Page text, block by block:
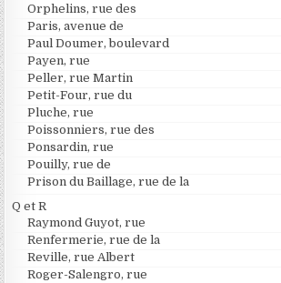
Orphelins, rue des
Paris, avenue de
Paul Doumer, boulevard
Payen, rue
Peller, rue Martin
Petit-Four, rue du
Pluche, rue
Poissonniers, rue des
Ponsardin, rue
Pouilly, rue de
Prison du Baillage, rue de la
Q et R
Raymond Guyot, rue
Renfermerie, rue de la
Reville, rue Albert
Roger-Salengro, rue